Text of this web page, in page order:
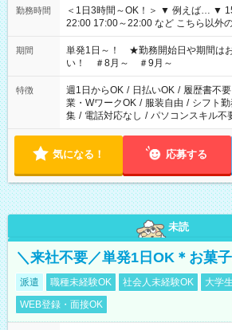
勤務時間
＜1日3時間～OK！＞ ▼ 例えば… ▼ 15:00～18:00 15:00～
22:00 17:00～22:00 など こちら以外の時間もお気軽にご相談く
ださい！
期間
単発1日～！ ★勤務開始日や期間は
い！ ＃8月～ ＃9月～
特徴 週1日からOK / 日払いOK / 履歴書不要
業・WワークOK / 服装自由 / シフト勤
集 / 電話対応なし / パソコンスキル不
気になる！ 応募する
未読
＼来社不要／単発1日OK＊お菓
派遣 職種未経験OK 社会人未経験OK 大学
WEB登録・面接OK